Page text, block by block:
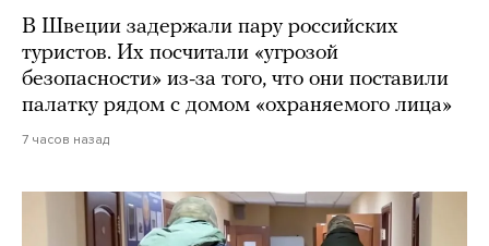
В Швеции задержали пару российских
туристов. Их посчитали «угрозой
безопасности» из-за того, что они поставили
палатку рядом с домом «охраняемого лица»
7 часов назад